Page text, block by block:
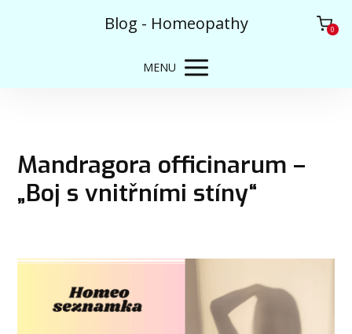
Blog - Homeopathy 0
MENU
Mandragora officinarum –
„Boj s vnitřními stíny“